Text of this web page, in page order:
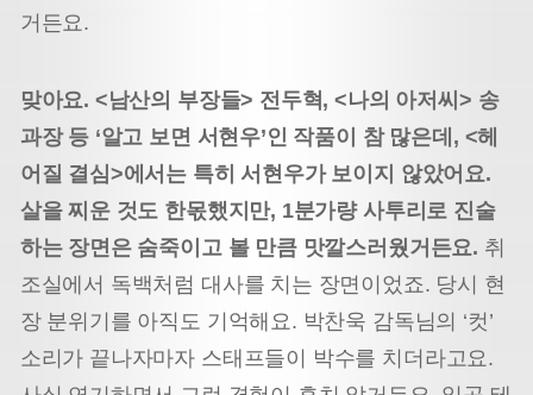
거든요.
맞아요. <남산의 부장들> 전두혁, <나의 아저씨> 송
과장 등 ‘알고 보면 서현우’인 작품이 참 많은데, <헤
어질 결심>에서는 특히 서현우가 보이지 않았어요.
살을 찌운 것도 한몫했지만, 1분가량 사투리로 진술
하는 장면은 숨죽이고 볼 만큼 맛깔스러웠거든요. 취
조실에서 독백처럼 대사를 치는 장면이었죠. 당시 현
장 분위기를 아직도 기억해요. 박찬욱 감독님의 ‘컷’
소리가 끝나자마자 스태프들이 박수를 치더라고요.